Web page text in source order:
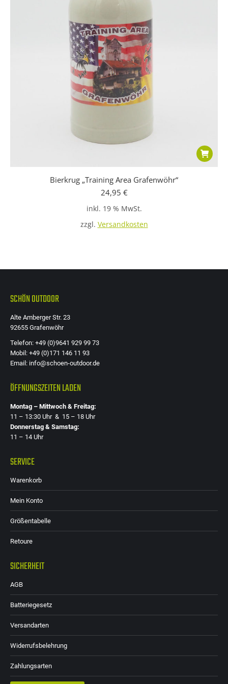
Bierkrug „Training Area Grafenwöhr“
24,95 €
inkl. 19 % MwSt.
zzgl. Versandkosten
SCHÖN OUTDOOR
Alte Amberger Str. 23
92655 Grafenwöhr
Telefon: +49 (0)9641 929 99 73
Mobil: +49 (0)171 146 11 93
Email: info@schoen-outdoor.de
ÖFFNUNGSZEITEN LADEN
Montag – Mittwoch & Freitag:
11 – 13:30 Uhr & 15 – 18 Uhr
Donnerstag & Samstag:
11 – 14 Uhr
SERVICE
Warenkorb
Mein Konto
Größentabelle
Retoure
SICHERHEIT
AGB
Batteriegesetz
Versandarten
Widerrufsbelehrung
Zahlungsarten